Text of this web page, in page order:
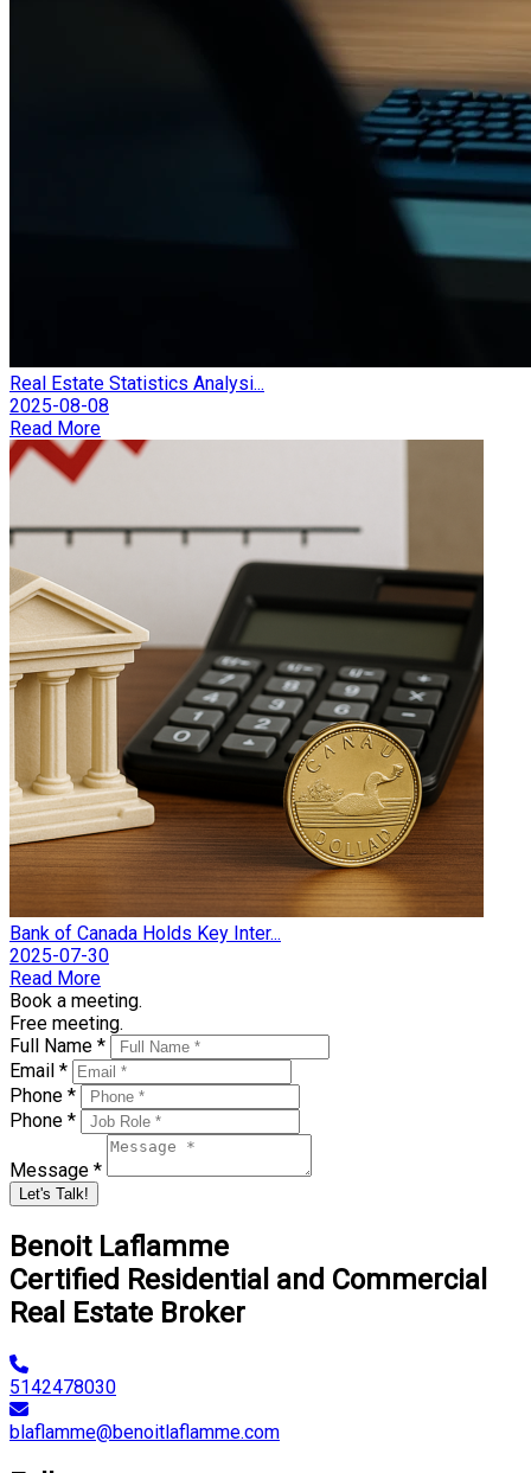
Real Estate Statistics Analysi...
2025-08-08
Read More
Bank of Canada Holds Key Inter...
2025-07-30
Read More
Book a meeting.
Free meeting.
Full Name *
Email *
Phone *
Phone *
Message *
Let's Talk!
Benoit Laflamme
Certified Residential and Commercial
Real Estate Broker
5142478030
blaflamme@benoitlaflamme.com